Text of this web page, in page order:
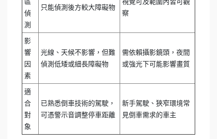
區
偵
測
只能偵測後方較大障礙物
視覺可及範圍內皆可觀
察
影
響
因
素
光線、天候不影響，但難
偵測低矮或細長障礙物
需依賴攝影鏡頭，夜間
或強光下可能影響畫質
適
合
對
象
已熟悉倒車技術的駕駛，
可憑警示音調整停車距離
新手駕駛、狹窄環境常
見倒車需求的車主